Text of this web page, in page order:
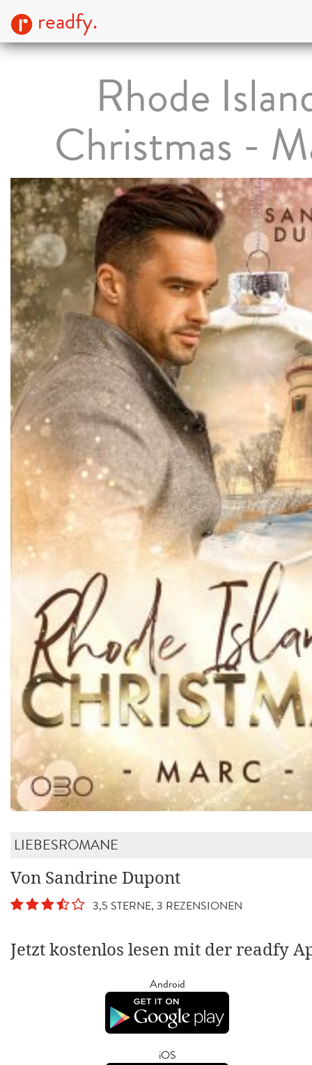
readfy.
Rhode
Christmas -
LIEBESROMANE
Von Sandrine Dupont
3,5 STERNE, 3 REZENSIONEN
Jetzt kostenlos lesen mit der readfy
Android
iOS